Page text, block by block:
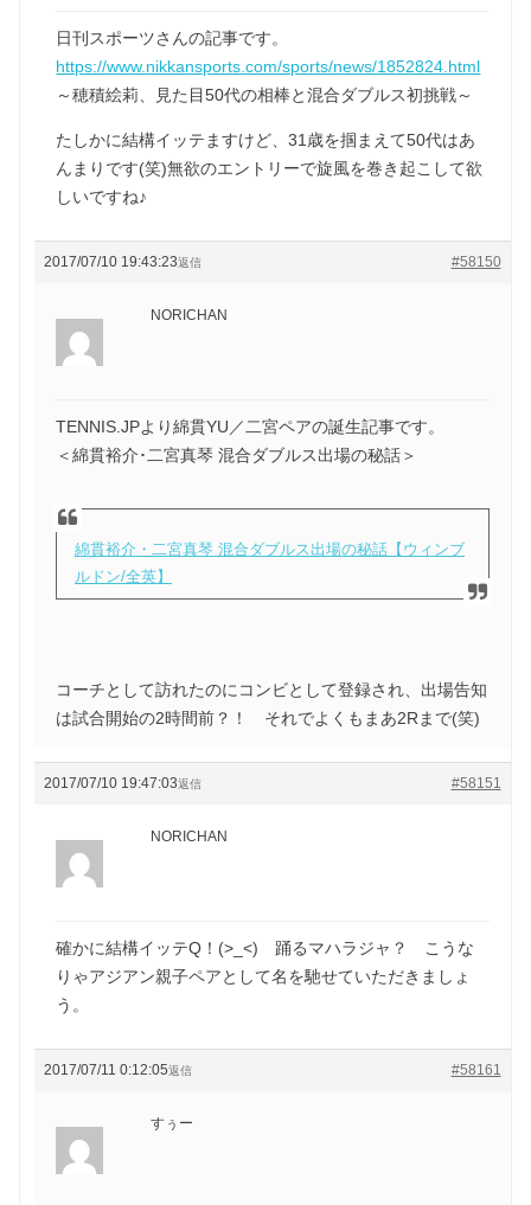
日刊スポーツさんの記事です。
https://www.nikkansports.com/sports/news/1852824.html
～穂積絵莉、見た目50代の相棒と混合ダブルス初挑戦～
たしかに結構イッテますけど、31歳を掴まえて50代はあ
んまりです(笑)無欲のエントリーで旋風を巻き起こして欲
しいですね♪
2017/07/10 19:43:23 #58150
返信
NORICHAN
TENNIS.JPより綿貫YU／二宮ペアの誕生記事です。
＜綿貫裕介･二宮真琴 混合ダブルス出場の秘話＞
綿貫裕介・二宮真琴 混合ダブルス出場の秘話【ウィンブ
ルドン/全英】
コーチとして訪れたのにコンビとして登録され、出場告知
は試合開始の2時間前？！ それでよくもまあ2Rまで(笑)
2017/07/10 19:47:03 #58151
返信
NORICHAN
確かに結構イッテQ！(>_<) 踊るマハラジャ？ こうな
りゃアジアン親子ペアとして名を馳せていただきましょ
う。
2017/07/11 0:12:05 #58161
返信
すぅー